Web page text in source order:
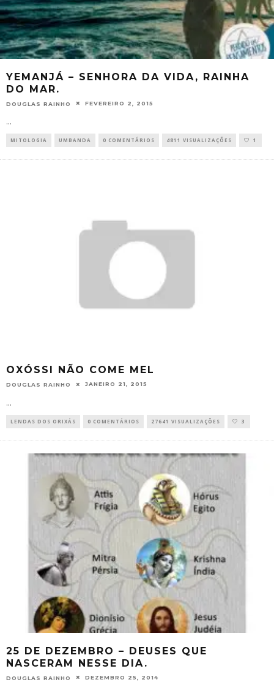
YEMANJÁ – SENHORA DA VIDA, RAINHA
DO MAR.
DOUGLAS RAINHO FEVEREIRO 2, 2015
...
MITOLOGIA UMBANDA 0 COMENTÁRIOS 4811 VISUALIZAÇÕES 1
OXÓSSI NÃO COME MEL
DOUGLAS RAINHO JANEIRO 21, 2015
...
LENDAS DOS ORIXÁS 0 COMENTÁRIOS 27641 VISUALIZAÇÕES 3
25 DE DEZEMBRO – DEUSES QUE
NASCERAM NESSE DIA.
DOUGLAS RAINHO DEZEMBRO 25, 2014